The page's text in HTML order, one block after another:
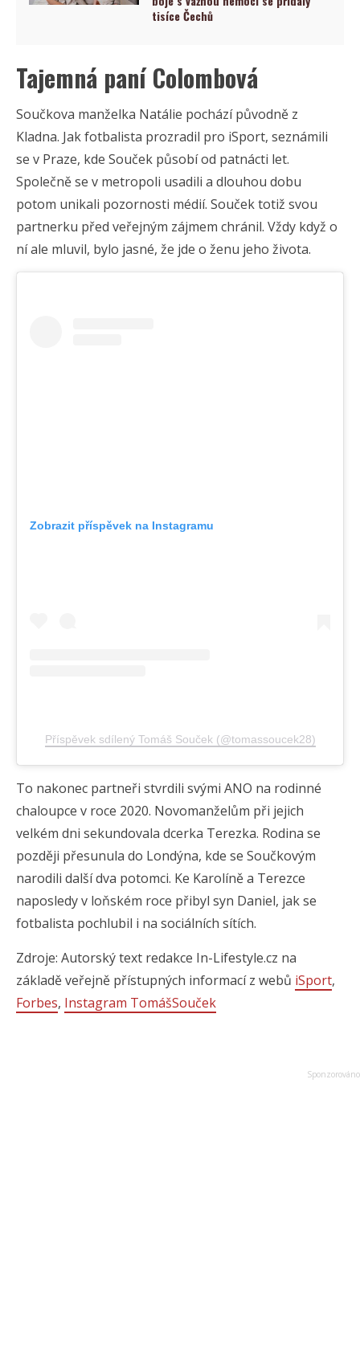
tisíce Čechů
Tajemná paní Colombová
Součkova manželka Natálie pochází původně z
Kladna. Jak fotbalista prozradil pro iSport, seznámili
se v Praze, kde Souček působí od patnácti let.
Společně se v metropoli usadili a dlouhou dobu
potom unikali pozornosti médií. Souček totiž svou
partnerku před veřejným zájmem chránil. Vždy když o
ní ale mluvil, bylo jasné, že jde o ženu jeho života.
Zobrazit příspěvek na Instagramu
Příspěvek sdílený Tomáš Souček (@tomassoucek28)
To nakonec partneři stvrdili svými ANO na rodinné
chaloupce v roce 2020. Novomanželům při jejich
velkém dni sekundovala dcerka Terezka. Rodina se
později přesunula do Londýna, kde se Součkovým
narodili další dva potomci. Ke Karolíně a Terezce
naposledy v loňském roce přibyl syn Daniel, jak se
fotbalista pochlubil i na sociálních sítích.
Zdroje: Autorský text redakce In-Lifestyle.cz na
základě veřejně přístupných informací z webů iSport,
Forbes, Instagram TomášSouček